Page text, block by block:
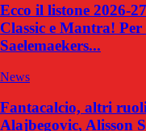
Ecco il listone 2026-
Classic e Mantra! Per
Saelemaekers...
News
Fantacalcio, altri
Alajbegovic, Alisson